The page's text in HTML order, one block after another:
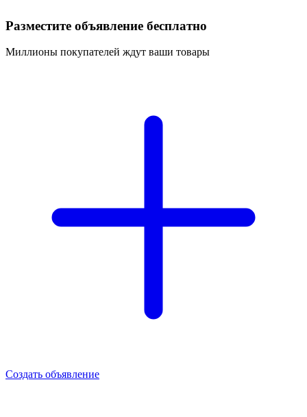
Разместите объявление бесплатно
Миллионы покупателей ждут ваши товары
Создать объявление